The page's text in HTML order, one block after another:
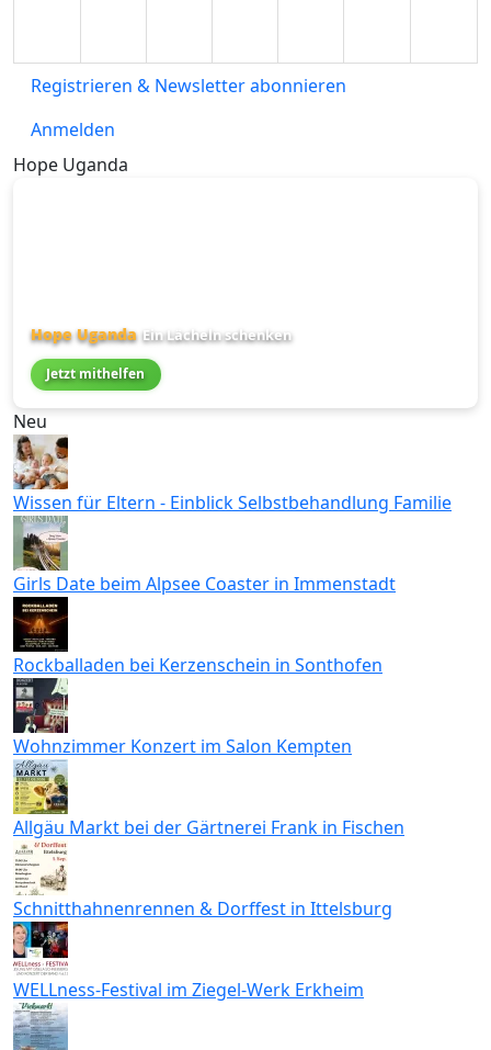
Registrieren & Newsletter abonnieren
Anmelden
Hope Uganda
Hope Uganda Ein Lächeln schenken
Jetzt mithelfen
Neu
Wissen für Eltern - Einblick Selbstbehandlung Familie
Girls Date beim Alpsee Coaster in Immenstadt
Rockballaden bei Kerzenschein in Sonthofen
Wohnzimmer Konzert im Salon Kempten
Allgäu Markt bei der Gärtnerei Frank in Fischen
Schnitthahnenrennen & Dorffest in Ittelsburg
WELLness-Festival im Ziegel-Werk Erkheim